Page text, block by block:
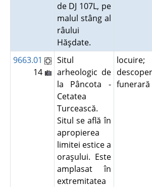
de DJ 107L, pe
malul stâng al
râului
Hăşdate.
9663.01
14
Situl
arheologic de
la Pâncota -
Cetatea
Turcească.
Situl se află în
apropierea
limitei estice a
oraşului. Este
amplasat în
extremitatea
locuire;
funerară